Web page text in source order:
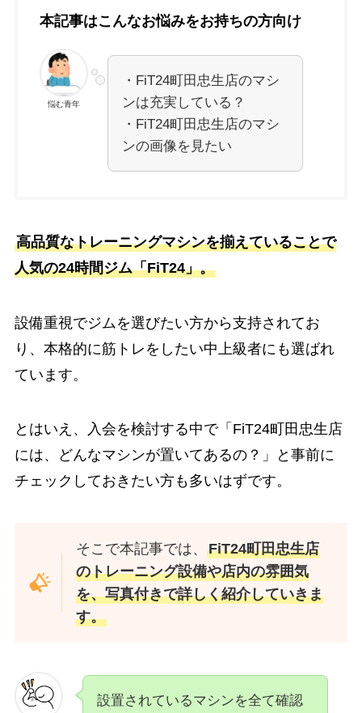
本記事はこんなお悩みをお持ちの方向け
悩む青年
・FiT24町田忠生店のマシ
ンは充実している？
・FiT24町田忠生店のマシ
ンの画像を見たい
高品質なトレーニングマシンを揃えていることで
人気の24時間ジム「FiT24」。
設備重視でジムを選びたい方から支持されてお
り、本格的に筋トレをしたい中上級者にも選ばれ
ています。
とはいえ、入会を検討する中で「FiT24町田忠生店
には、どんなマシンが置いてあるの？」と事前に
チェックしておきたい方も多いはずです。
そこで本記事では、FiT24町田忠生店
のトレーニング設備や店内の雰囲気
を、写真付きで詳しく紹介していきま
す。
設置されているマシンを全て確認